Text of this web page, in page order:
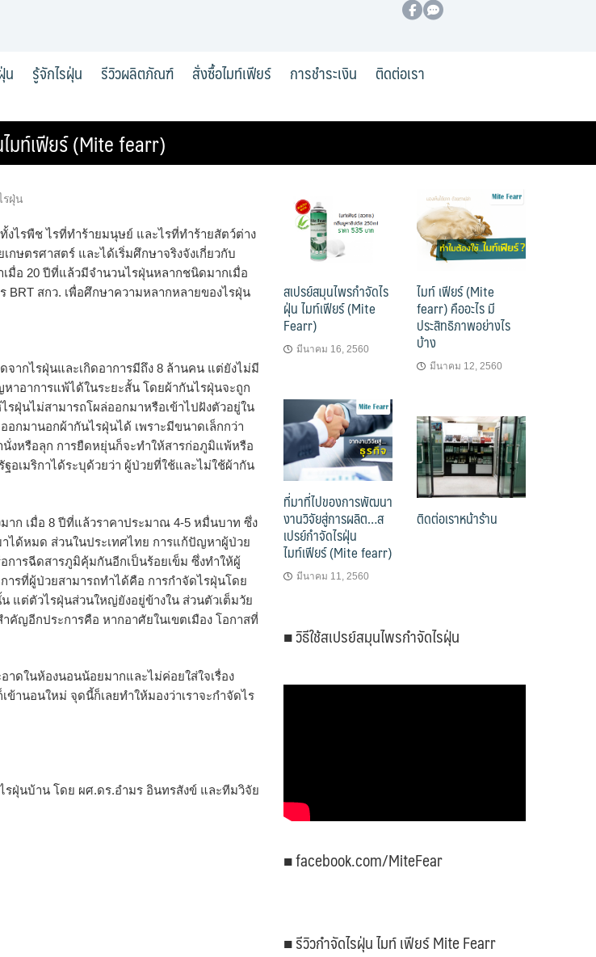
น รู้จักไรฝุ่น รีวิวผลิตภัณฑ์ สั่งซื้อไมท์เฟียร์ การชำระเงิน ติดต่อเรา
มท์เฟียร์ (Mite fearr)
รฝุ่น
งไรพืช ไรที่ทำร้ายมนุษย์ และไรที่ทำร้ายสัตว์ต่าง
ษตรศาสตร์ และได้เริ่มศึกษาจริงจังเกี่ยวกับ
มื่อ 20 ปีที่แล้วมีจำนวนไรฝุ่นหลากชนิดมากเมื่อ
BRT สกว. เพื่อศึกษาความหลากหลายของไรฝุ่น
ากไรฝุ่นและเกิดอาการมีถึง 8 ล้านคน แต่ยังไม่มี
าอาการแพ้ได้ในระยะสั้น โดยผ้ากันไรฝุ่นจะถูก
ฝุ่นไม่สามารถโผล่ออกมาหรือเข้าไปฝังตัวอยู่ใน
กมานอกผ้ากันไรฝุ่นได้ เพราะมีขนาดเล็กกว่า
งหรือลุก การยืดหยุ่นก็จะทำให้สารก่อภูมิแพ้หรือ
อเมริกาได้ระบุด้วยว่า ผู้ป่วยที่ใช้และไม่ใช้ผ้ากัน
าก เมื่อ 8 ปีที่แล้วราคาประมาณ 4-5 หมื่นบาท ซึ่ง
ได้หมด ส่วนในประเทศไทย การแก้ปัญหาผู้ป่วย
ารฉีดสารภูมิคุ้มกันอีกเป็นร้อยเข็ม ซึ่งทำให้ผู้
ารที่ผู้ป่วยสามารถทำได้คือ การกำจัดไรฝุ่นโดย
แต่ตัวไรฝุ่นส่วนใหญ่ยังอยู่ข้างใน ส่วนตัวเต็มวัย
คัญอีกประการคือ หากอาศัยในเขตเมือง โอกาสที่
าดในห้องนอนน้อยมากและไม่ค่อยใส่ใจเรื่อง
านอนใหม่ จุดนี้ก็เลยทำให้มองว่าเราจะกำจัดไร
ฝุ่นบ้าน โดย ผศ.ดร.อำมร อินทรสังข์ และทีมวิจัย
สเปรย์สมุนไพรกำจัดไร
ฝุ่น ไมท์เฟียร์ (Mite
Fearr)
มีนาคม 16, 2560
ที่มาที่ไปของการพัฒนา
งานวิจัยสู่การผลิต…ส
เปรย์กำจัดไรฝุ่น
ไมท์เฟียร์ (Mite fearr)
มีนาคม 11, 2560
ไมท์ เฟียร์ (Mite
fearr) คืออะไร มี
ประสิทธิภาพอย่างไร
บ้าง
มีนาคม 12, 2560
ติดต่อเราหน้าร้าน
■ วิธีใช้สเปรย์สมุนไพรกำจัดไรฝุ่น
■ facebook.com/MiteFear
■ รีวิวกำจัดไรฝุ่น ไมท์ เฟียร์ Mite Fearr